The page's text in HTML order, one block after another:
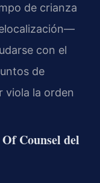
de crianza
con el
de
viola la orden
Counsel del